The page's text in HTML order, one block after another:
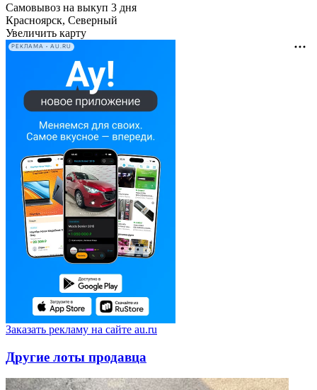
Самовывоз на выкуп 3 дня
Красноярск, Северный
Увеличить карту
РЕКЛАМА • AU.RU
Заказать рекламу на сайте au.ru
Другие лоты продавца